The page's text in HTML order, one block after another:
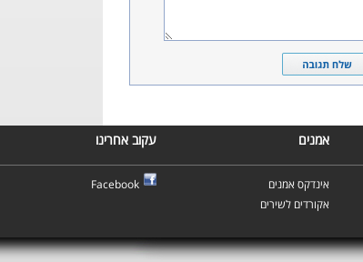
אמנים עקוב אחרינו
אינדקס אמנים
אקורדים לשירים
Facebook